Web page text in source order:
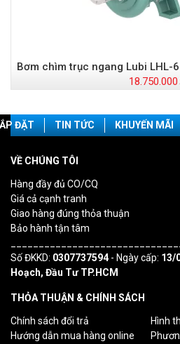
Bơm chìm trục ngang Lubi LHL-
18.750.000
ĐẶT TIN TỨC KHUYẾN MÃI
VỀ CHÚNG TÔI
Hàng đầy đủ CO/CQ
Giá cả cạnh tranh
Giao hàng đúng thỏa thuận
Bảo hành tận tâm
Số ĐKKD: 0307737594- Ngày cấp: 13/
Hoạch, Đầu Tư TP.HCM
THỎA THUẬN & CHÍNH SÁCH
Chính sách đổi trả
Hình
Hướng dẫn mua hàng online